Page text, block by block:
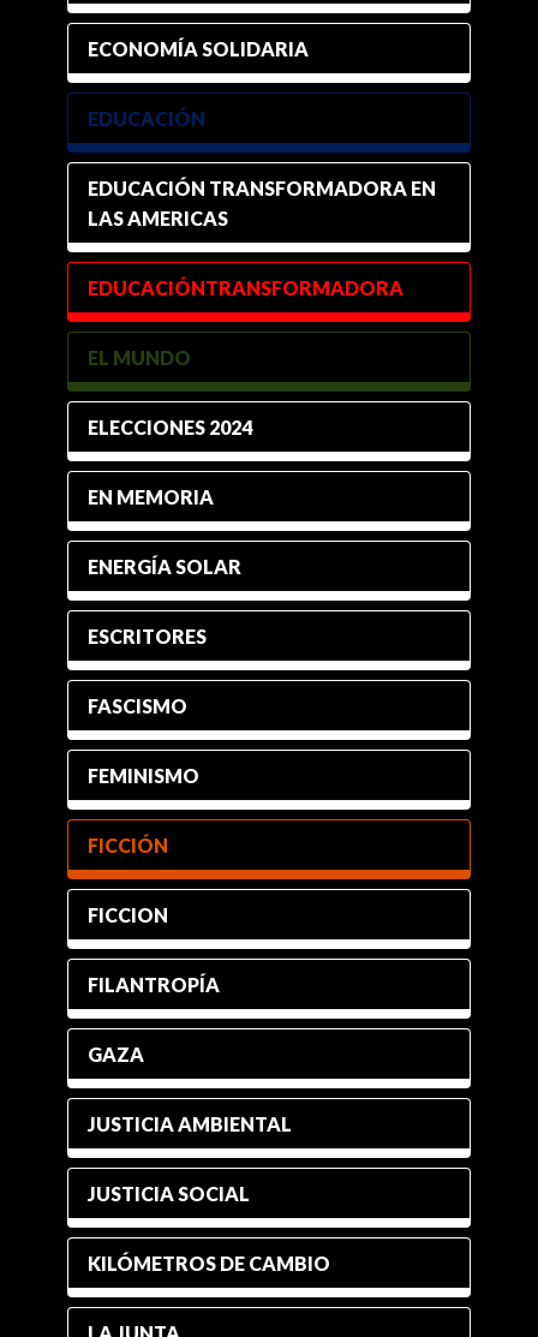
ECONOMÍA SOLIDARIA
EDUCACIÓN
EDUCACIÓN TRANSFORMADORA EN
LAS AMERICAS
EDUCACIÓNTRANSFORMADORA
EL MUNDO
ELECCIONES 2024
EN MEMORIA
ENERGÍA SOLAR
ESCRITORES
FASCISMO
FEMINISMO
FICCIÓN
FICCION
FILANTROPÍA
GAZA
JUSTICIA AMBIENTAL
JUSTICIA SOCIAL
KILÓMETROS DE CAMBIO